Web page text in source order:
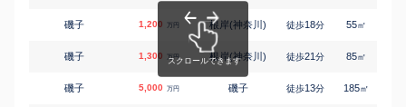
磯子 1,200 万円 根岸(神奈川) 徒歩18分 55㎡
磯子 1,300 万円 根岸(神奈川) 徒歩21分 85㎡
磯子 5,000 万円 磯子 徒歩13分 185㎡